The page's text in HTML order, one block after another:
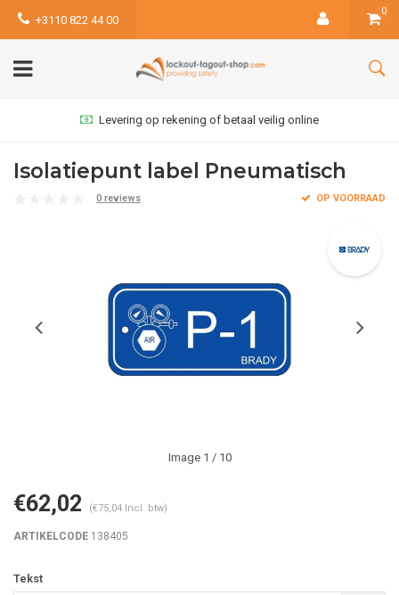
+3110 822 44 00
0
Levering op rekening of betaal veilig online
Isolatiepunt label Pneumatisch
0 reviews OP VOORRAAD
Image 1 / 10
€62,02 (€75,04 Incl. btw)
ARTIKELCODE 138405
Tekst